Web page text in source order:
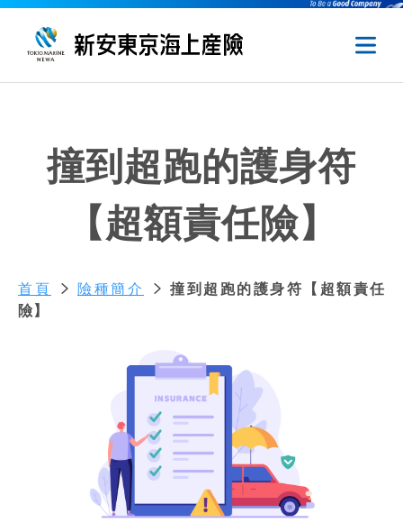
撞到超跑的護身符
【超額責任險】
首頁 險種簡介
撞到超跑的護身符【超額責任
險】